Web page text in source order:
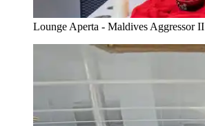
Lounge Aperta - Maldives Aggressor II